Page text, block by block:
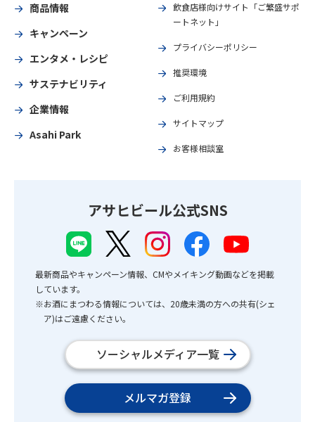
商品情報
キャンペーン
エンタメ・レシピ
サステナビリティ
企業情報
Asahi Park
飲食店様向けサイト「ご繁盛サポ
ートネット」
プライバシーポリシー
推奨環境
ご利用規約
サイトマップ
お客様相談室
アサヒビール公式SNS
最新商品やキャンペーン情報、CMやメイキング動画などを掲載
しています。
※お酒にまつわる情報については、20歳未満の方への共有(シェ
ア)はご遠慮ください。
ソーシャルメディア一覧
メルマガ登録